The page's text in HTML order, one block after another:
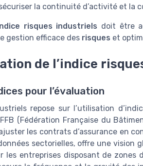
la continuité d’activité et la
risques industriels doit être
gestion efficace des risques et
de l’indice
pour l’évaluation
repose sur l’utilisation
(Fédération Française du
les contrats d’assurance en
sectorielles, offre une vision
les entreprises disposant de zones